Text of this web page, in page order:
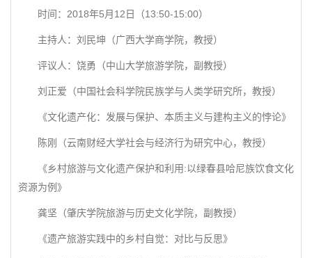
时间：2018年5月12日（13:50-15:00）
主持人：刘民坤（广西大学商学院，教授）
评议人：饶勇（中山大学旅游学院，副教授）
刘正爱（中国社会科学院民族学与人类学研究所，教授）
《文化遗产化：发展与保护、本质主义与建构主义的悖论》
陈刚（云南财经大学社会与经济行为研究中心，教授）
《乡村旅游与文化遗产保护和利用:以绿春县哈尼族饮食文化
资源为例》
龚坚（肇庆学院旅游与历史文化学院，副教授）
《遗产旅游实践中的乡村自觉：对比与反思》